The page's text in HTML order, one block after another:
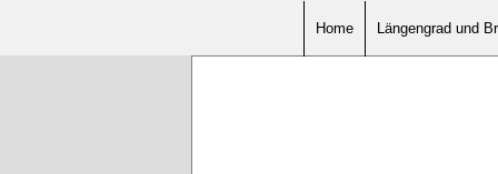
Home Längengrad und